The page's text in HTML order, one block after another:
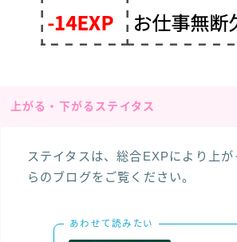
上がる・下がるステイタス
ステイタスは、総合EXPにより上
らのブログをご覧ください。
あわせて読みたい